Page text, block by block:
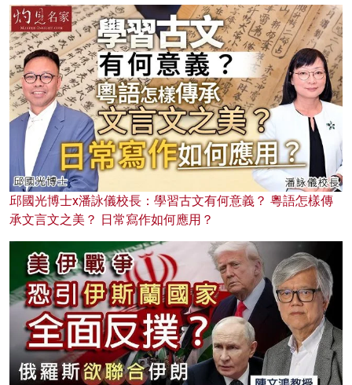
邱國光博士x潘詠儀校長：學習古文有何意義？ 粵語怎樣傳
承文言文之美？ 日常寫作如何應用？